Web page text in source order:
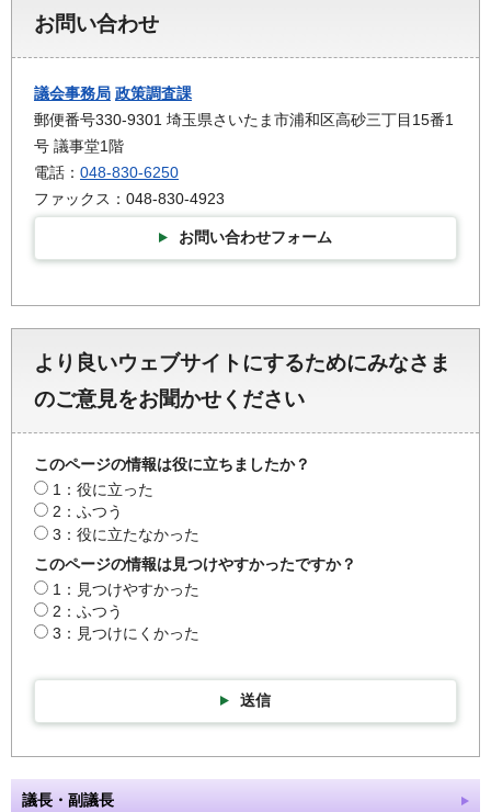
お問い合わせ
議会事務局 政策調査課
郵便番号330-9301 埼玉県さいたま市浦和区高砂三丁目15番1
号 議事堂1階
電話： 048-830-6250
ファックス：048-830-4923
お問い合わせフォーム
より良いウェブサイトにするためにみなさま
のご意見をお聞かせください
このページの情報は役に立ちましたか？
1：役に立った
2：ふつう
3：役に立たなかった
このページの情報は見つけやすかったですか？
1：見つけやすかった
2：ふつう
3：見つけにくかった
送信
議長・副議長